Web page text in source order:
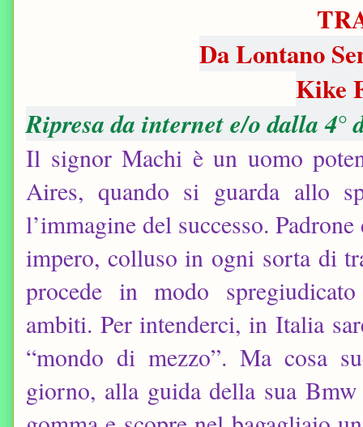
Da Lontano
Kike
Ripresa da internet e/o dalla 4°
Il signor Machi è un uomo
Aires, quando si guarda allo
l’immagine del successo.
impero, colluso in ogni sorta di
procede in modo
ambiti. Per intenderci, in Italia
“mondo di mezzo”. Ma cosa
giorno, alla guida della sua